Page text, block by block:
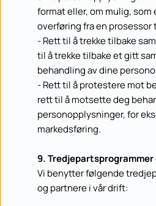
format eller, om mulig, som
overføring fra en prosessor
- Rett til å trekke tilbake
til å trekke tilbake et gitt
behandling av dine
- Rett til å protestere mot
rett til å motsette deg
personopplysninger, for
markedsføring.
9.
Vi benytter følgende
og partnere i vår drift: